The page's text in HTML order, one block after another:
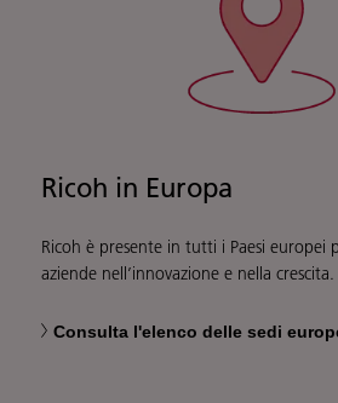
Ricoh in Europa
Ricoh è presente in tutti i Paesi europei
aziende nell’innovazione e nella crescita.
Consulta l'elenco delle sedi